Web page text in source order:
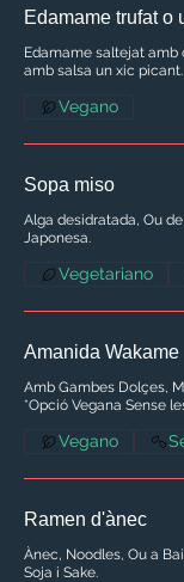
Edamame saltejat
amb salsa un xic picant.
Vegano
Sopa miso
Alga desidratada, Ou
Japonesa.
Vegetariano
Amanida Wakame
Amb Gambes Dolçes,
*Opció Vegana Sense
Vegano
Ramen d'ànec
Ànec, Noodles, Ou a
Soja i Sake.